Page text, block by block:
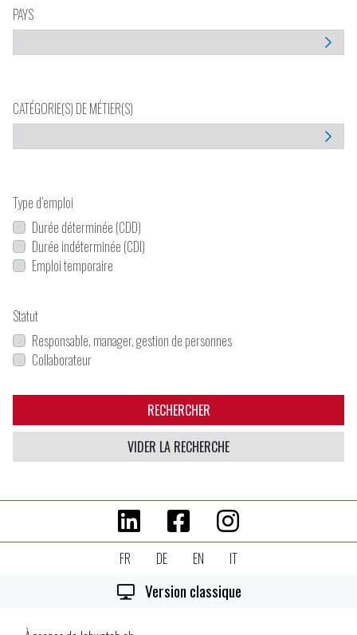
PAYS
CATÉGORIE(S) DE MÉTIER(S)
Type d’emploi
Durée déterminée (CDD)
Durée indéterminée (CDI)
Emploi temporaire
Statut
Responsable, manager, gestion de personnes
Collaborateur
RECHERCHER
VIDER LA RECHERCHE
FR DE EN IT
Version classique